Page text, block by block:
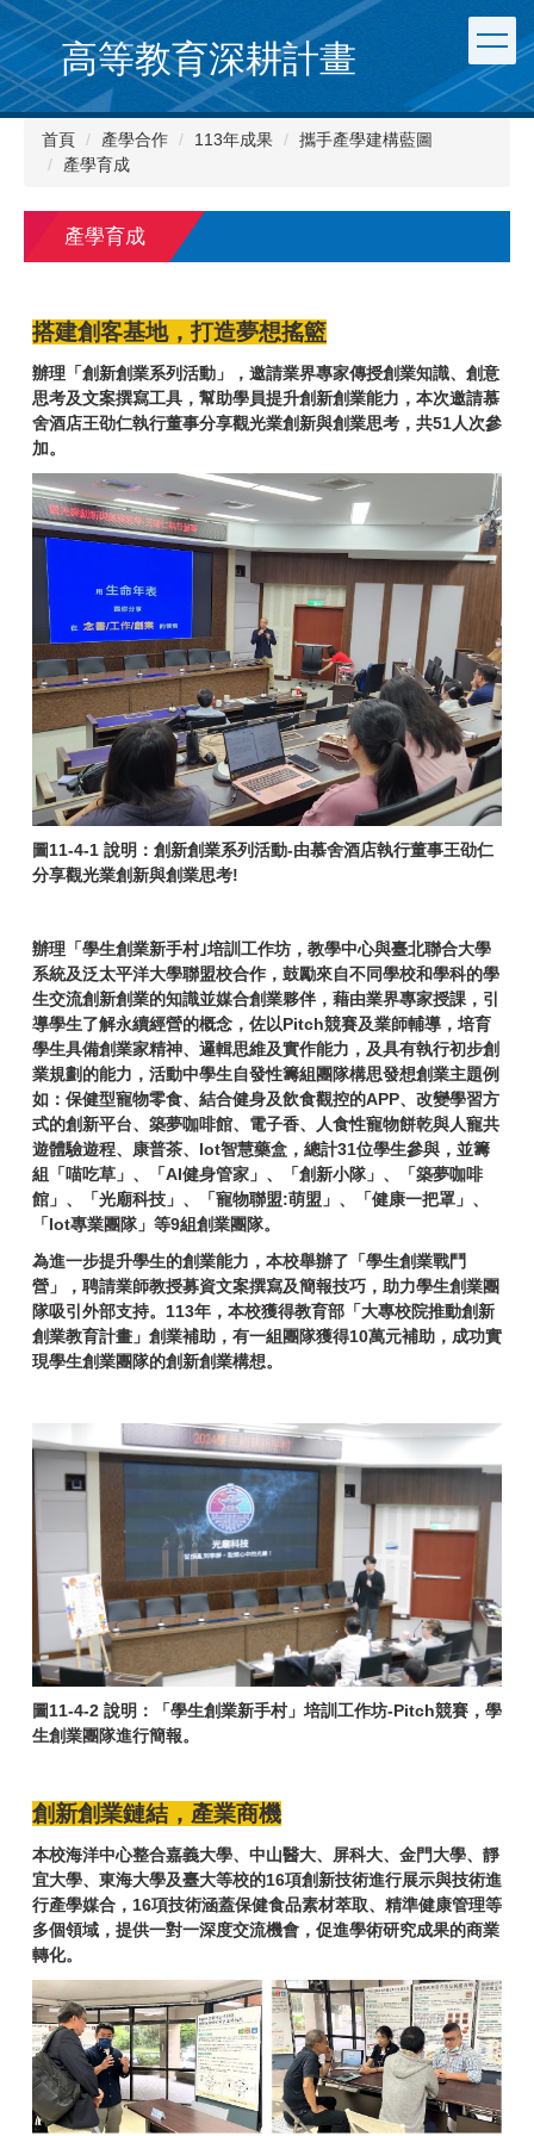
跳
到
主
要
內
高等教育深耕計畫
首頁 產學合作 113年成果
攜手產學建構藍圖
產學育成
產學育成
搭建創客基地，打造夢想搖籃
辦理「創新創業系列活動」，邀請業界專家傳授創業知識、創意
思考及文案撰寫工具，幫助學員提升創新創業能力，本次邀請慕
舍酒店王劭仁執行董事分享觀光業創新與創業思考，共51人次參
加。
圖11-4-1 說明：創新創業系列活動-由慕舍酒店執行董事王劭仁
分享觀光業創新與創業思考!
辦理「學生創業新手村｣培訓工作坊，教學中心與臺北聯合大學
系統及泛太平洋大學聯盟校合作，鼓勵來自不同學校和學科的學
生交流創新創業的知識並媒合創業夥伴，藉由業界專家授課，引
導學生了解永續經營的概念，佐以Pitch競賽及業師輔導，培育
學生具備創業家精神、邏輯思維及實作能力，及具有執行初步創
業規劃的能力，活動中學生自發性籌組團隊構思發想創業主題例
如：保健型寵物零食、結合健身及飲食觀控的APP、改變學習方
式的創新平台、築夢咖啡館、電子香、人食性寵物餅乾與人寵共
遊體驗遊程、康普茶、Iot智慧藥盒，總計31位學生參與，並籌
組「喵吃草」、「AI健身管家」、「創新小隊」、「築夢咖啡
館」、「光廟科技」、「寵物聯盟:萌盟」、「健康一把罩」、
「Iot專業團隊」等9組創業團隊。
為進一步提升學生的創業能力，本校舉辦了「學生創業戰鬥
營」，聘請業師教授募資文案撰寫及簡報技巧，助力學生創業團
隊吸引外部支持。113年，本校獲得教育部「大專校院推動創新
創業教育計畫」創業補助，有一組團隊獲得10萬元補助，成功實
現學生創業團隊的創新創業構想。
圖11-4-2 說明：「學生創業新手村」培訓工作坊-Pitch競賽，學
生創業團隊進行簡報。
創新創業鏈結，產業商機
本校海洋中心整合嘉義大學、中山醫大、屏科大、金門大學、靜
宜大學、東海大學及臺大等校的16項創新技術進行展示與技術進
行產學媒合，16項技術涵蓋保健食品素材萃取、精準健康管理等
多個領域，提供一對一深度交流機會，促進學術研究成果的商業
轉化。